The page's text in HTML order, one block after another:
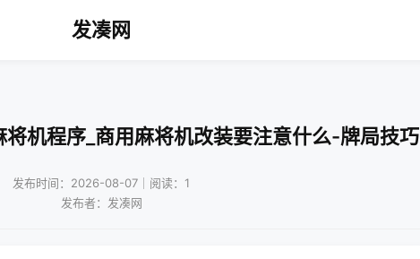
发凑网
机程序_商用麻将机改装要注意什么-牌局技巧
发布时间：2026-08-07｜阅读：1
发布者：发凑网